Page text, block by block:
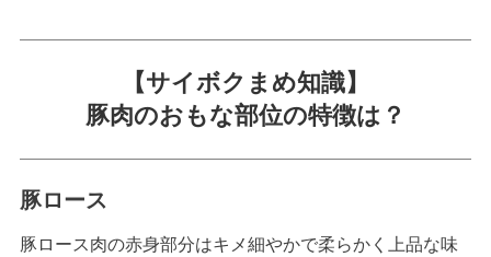
【サイボクまめ知識】
豚肉のおもな部位の特徴は？
豚ロース
豚ロース肉の赤身部分はキメ細やかで柔らかく上品な味